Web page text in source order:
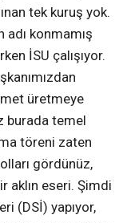
tek kuruş yok.
adı konmamış
İSU çalışıyor.
üretmeye
burada temel
töreni zaten
gördünüz,
aklın eseri. Şimdi
(DSİ) yapıyor,